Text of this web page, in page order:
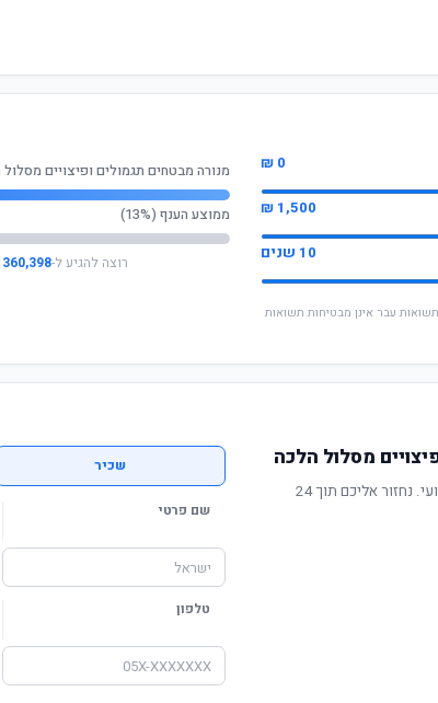
0 ₪
1,500 ₪
10 שנים
מבוסס על תשואה שנתית ממוצעת של 12.74%. תשואות עבר אינן מבטיחות תשואות
מנורה מבטחים תגמולים ופיצויים
ממוצע הענף (13%)
רוצה להגיע ל-360,398 ₪
מסלול הלכה
תשואה מוכחת, דמי ניהול תחרותיים ושירות מקצועי. נחזור אליכם תוך 24
שכיר
שם פרטי
טלפון